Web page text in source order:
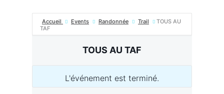
Accueil Events Randonnée Trail
TOUS AU
TAF
TOUS AU TAF
L'événement est terminé.